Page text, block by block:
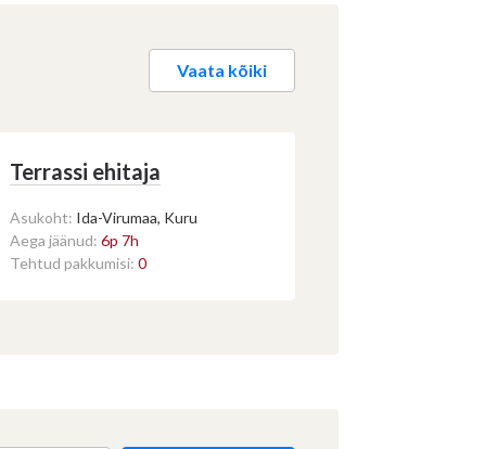
Vaata kõiki
Terrassi ehitaja
Asukoht: Ida-Virumaa, Kuru
Aega jäänud: 6p 7h
Tehtud pakkumisi: 0